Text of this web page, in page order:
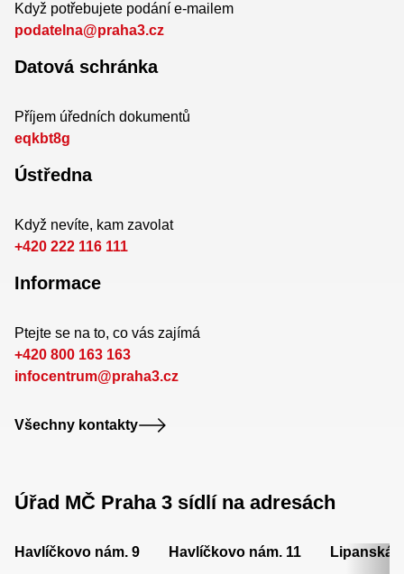
Když potřebujete podání e-mailem
podatelna@praha3.cz
Datová schránka
Příjem úředních dokumentů
eqkbt8g
Ústředna
Když nevíte, kam zavolat
+420 222 116 111
Informace
Ptejte se na to, co vás zajímá
+420 800 163 163
infocentrum@praha3.cz
Všechny kontakty
Úřad MČ Praha 3 sídlí na adresách
Havlíčkovo nám. 9 Havlíčkovo nám. 11 Lipanská 7